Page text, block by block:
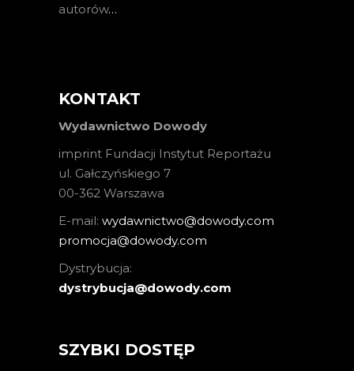
autorów…
KONTAKT
Wydawnictwo Dowody
imprint Fundacji Instytut Reportażu
ul. Gałczyńskiego 7
00-362 Warszawa
E-mail: wydawnictwo@dowody.com
promocja@dowody.com
Dystrybucja:
dystrybucja@dowody.com
SZYBKI DOSTĘP